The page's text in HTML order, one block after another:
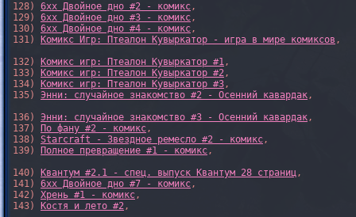
128) 6xx Двойное дно #2 - комикс,
129) 6xx Двойное дно #3 - комикс,
130) 6xx Двойное дно #4 - комикс,
131)
Комикс Игр: Птеалон Кувыркатор - игра в мире комиксов ,
132)
Комикс игр: Птеалон Кувыркатор #1,
133)
Комикс игр: Птеалон Кувыркатор #2,
134)
Комикс игр: Птеалон Кувыркатор #3,
135) Энни: случайное знакомство #2 - Осенний кавардак,
136) Энни: случайное знакомство #3 - Осенний кавардак,
137)
По фану #2 - комикс,
138) Starcraft - Звездное ремесло #2 - комикс,
139)
Полное превращение #1 - комикс,
140)
Квантум #2.1 - спец. выпуск Квантум 28 страниц,
141) 6xx Двойное дно #7 - комикс,
142) Хрень #1 - комикс,
143)
Костя и лето #2,